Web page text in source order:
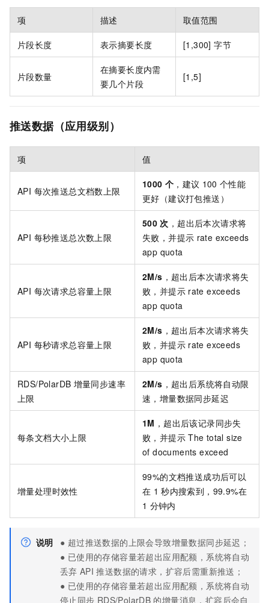
项 描述 取值范围
片段长度 表示摘要长度 [1,300] 字节
片段数量
在摘要长度内需
要几个片段
[1,5]
推送数据（应用级别）
项 值
API 每次推送总文档数上限
1000 个 ，建议 100 个性能
更好（建议打包推送）
API 每秒推送总次数上限
500 次 ，超出后本次请求将
失败，并提示 rate exceeds
app quota
API 每次请求总容量上限
2M/s ，超出后本次请求将失
败，并提示 rate exceeds
app quota
API 每秒请求总容量上限
2M/s ，超出后本次请求将失
败，并提示 rate exceeds
app quota
RDS/PolarDB 增量同步速率
上限
2M/s ，超出后系统将自动限
速，增量数据同步延迟
每条文档大小上限
1M ，超出后该记录同步失
败，并提示 The total size
of documents exceed
增量处理时效性
99%的文档推送成功后可以
在 1 秒内搜索到，99.9%在
1 分钟内
说明
● 超过推送数据的上限会导致增量数据同步延迟；
● 已使用的存储容量若超出应用配额，系统将自动
丢弃 API 推送数据的请求，扩容后需重新推送；
● 已使用的存储容量若超出应用配额，系统将自动
停止同步 RDS/PolarDB 的增量消息，扩容后会自